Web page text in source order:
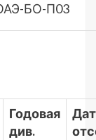
БО-П03
Годовая
див.